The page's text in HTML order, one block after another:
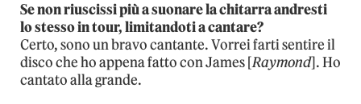
Se non riuscissi più a suonare la chitarra andresti
lo stesso in tour, limitandoti a cantare?
Certo, sono un bravo cantante. Vorrei farti sentire il
disco che ho appena fatto con James [Raymond]. Ho
cantato alla grande.